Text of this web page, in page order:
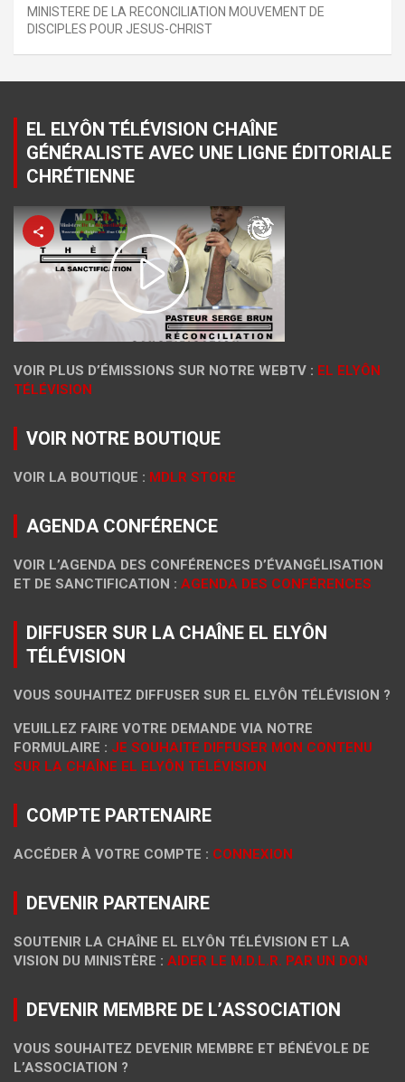
MINISTERE DE LA RECONCILIATION MOUVEMENT DE
DISCIPLES POUR JESUS-CHRIST
EL ELYÔN TÉLÉVISION CHAÎNE
GÉNÉRALISTE AVEC UNE LIGNE ÉDITORIALE
CHRÉTIENNE
VOIR PLUS D’ÉMISSIONS SUR NOTRE WEBTV : EL ELYÔN
TÉLÉVISION
VOIR NOTRE BOUTIQUE
VOIR LA BOUTIQUE : MDLR STORE
AGENDA CONFÉRENCE
VOIR L’AGENDA DES CONFÉRENCES D’ÉVANGÉLISATION
ET DE SANCTIFICATION : AGENDA DES CONFÉRENCES
DIFFUSER SUR LA CHAÎNE EL ELYÔN
TÉLÉVISION
VOUS SOUHAITEZ DIFFUSER SUR EL ELYÔN TÉLÉVISION ?
VEUILLEZ FAIRE VOTRE DEMANDE VIA NOTRE
FORMULAIRE : JE SOUHAITE DIFFUSER MON CONTENU
SUR LA CHAÎNE EL ELYÔN TÉLÉVISION
COMPTE PARTENAIRE
ACCÉDER À VOTRE COMPTE : CONNEXION
DEVENIR PARTENAIRE
SOUTENIR LA CHAÎNE EL ELYÔN TÉLÉVISION ET LA
VISION DU MINISTÈRE : AIDER LE M.D.L.R. PAR UN DON
DEVENIR MEMBRE DE L’ASSOCIATION
VOUS SOUHAITEZ DEVENIR MEMBRE ET BÉNÉVOLE DE
L’ASSOCIATION ?